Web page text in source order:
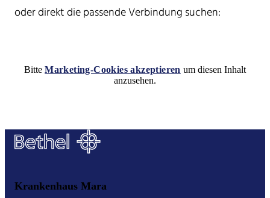
oder direkt die passende Verbindung suchen:
BitteMarketing-Cookies akzeptieren um diesen Inhalt
anzusehen.
Krankenhaus Mara